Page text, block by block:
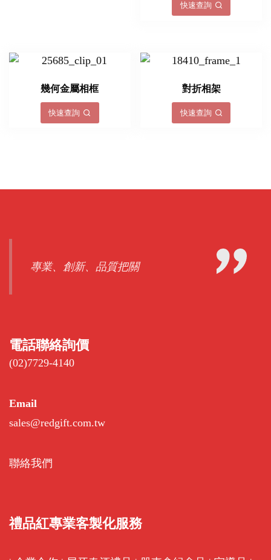
快速查詢
幾何金屬相框
快速查詢
對折相架
快速查詢
專業、創新、品質把關
電話聯絡詢價
(02)7729-4140
Email
sales@redgift.com.tw
聯絡我們
禮品紅專業客製化服務